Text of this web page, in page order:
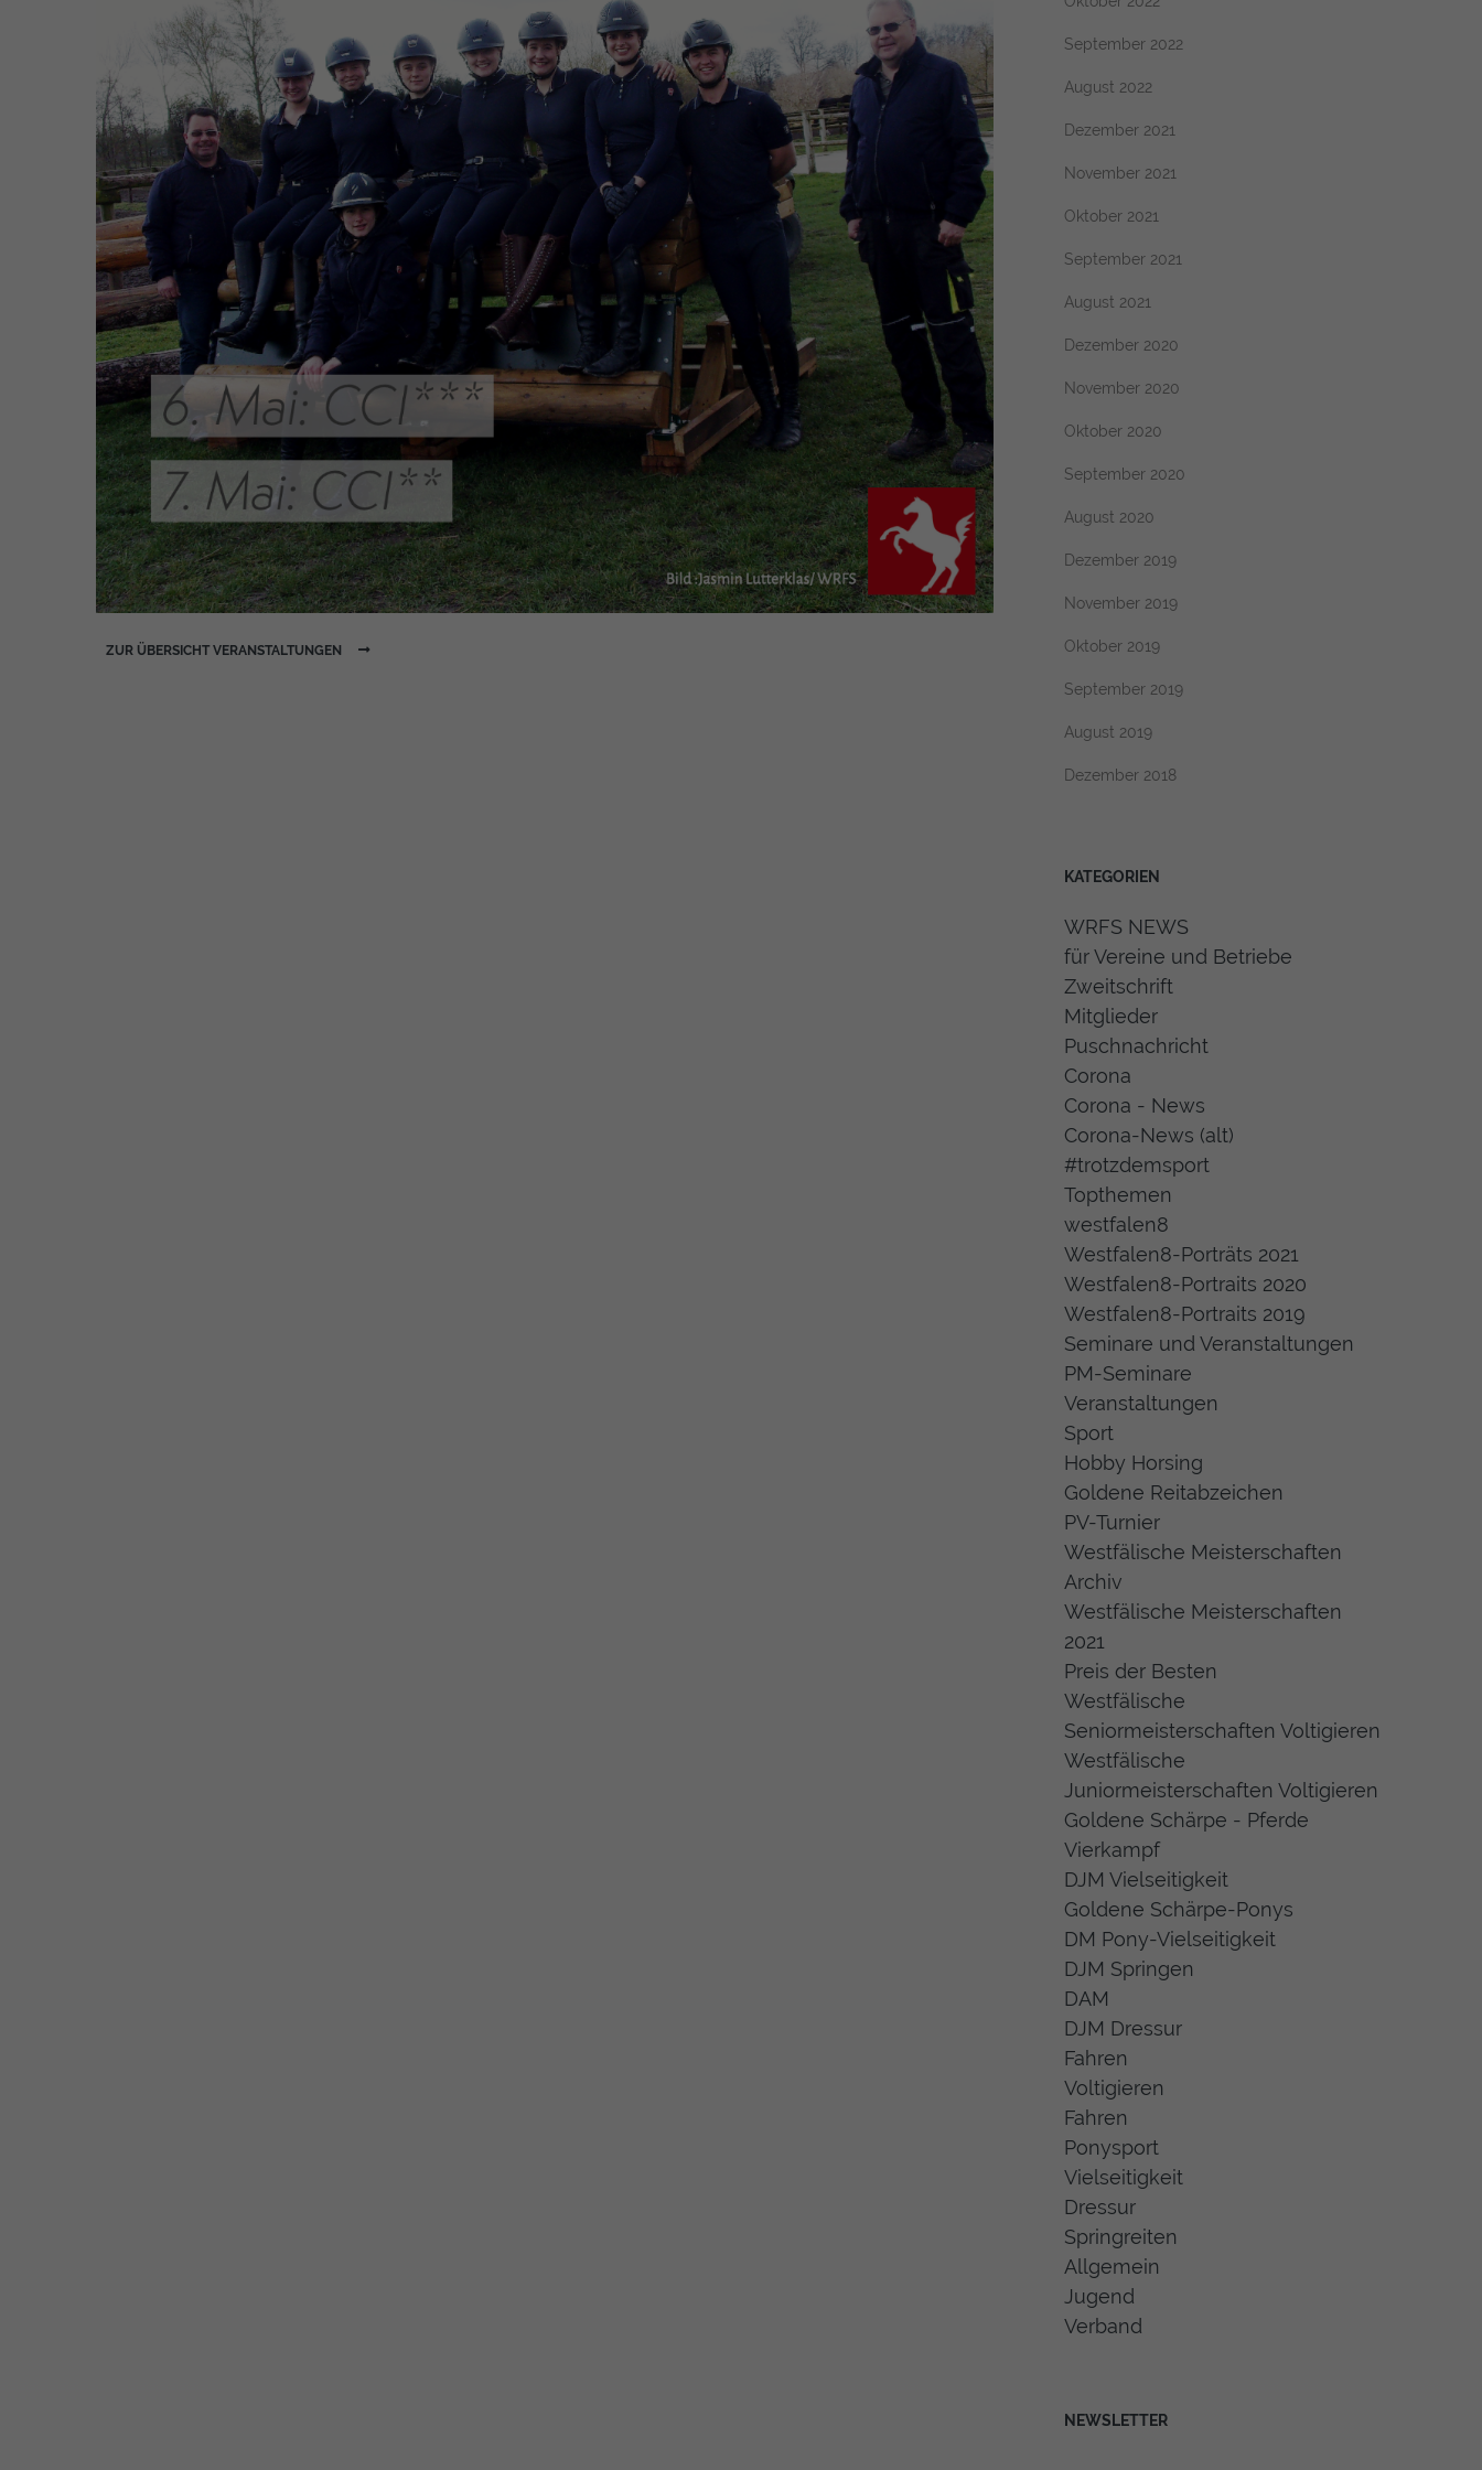
September 2022
August 2022
Dezember 2021
November 2021
Oktober 2021
September 2021
August 2021
Dezember 2020
November 2020
Oktober 2020
September 2020
August 2020
Dezember 2019
November 2019
Oktober 2019
September 2019
August 2019
Dezember 2018
KATEGORIEN
WRFS NEWS
für Vereine und Betriebe
Zweitschrift
Mitglieder
Puschnachricht
Corona
Corona - News
Corona-News (alt)
#trotzdemsport
Topthemen
westfalen8
Westfalen8-Porträts 2021
Westfalen8-Portraits 2020
Westfalen8-Portraits 2019
Seminare und Veranstaltungen
PM-Seminare
Veranstaltungen
Sport
Hobby Horsing
Goldene Reitabzeichen
PV-Turnier
Westfälische Meisterschaften
Archiv
Westfälische Meisterschaften
2021
Preis der Besten
Westfälische
Seniormeisterschaften Voltigieren
Westfälische
Juniormeisterschaften Voltigieren
Goldene Schärpe - Pferde
Vierkampf
DJM Vielseitigkeit
Goldene Schärpe-Ponys
DM Pony-Vielseitigkeit
DJM Springen
DAM
DJM Dressur
Fahren
Voltigieren
Fahren
Ponysport
Vielseitigkeit
Dressur
Springreiten
Allgemein
Jugend
Verband
NEWSLETTER
ZUR ÜBERSICHT VERANSTALTUNGEN